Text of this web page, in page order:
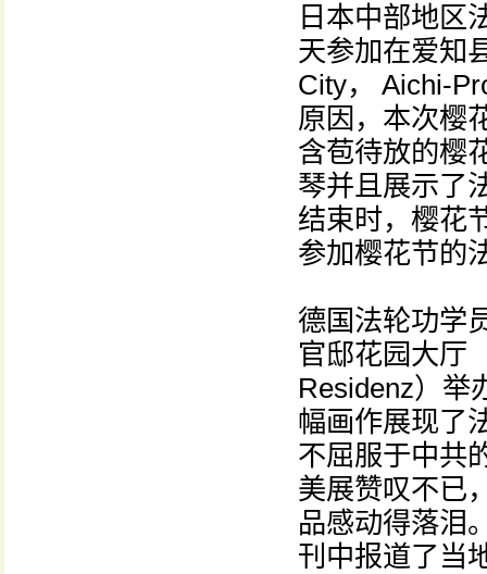
日本中部地区
天参加在爱知
City， Aichi-
原因，本次樱
含苞待放的樱
琴并且展示了
结束时，樱花
参加樱花节的
德国法轮功学
官邸花园大厅
Residenz）举
幅画作展现了
不屈服于中共
美展赞叹不已
品感动得落泪
刊中报道了当